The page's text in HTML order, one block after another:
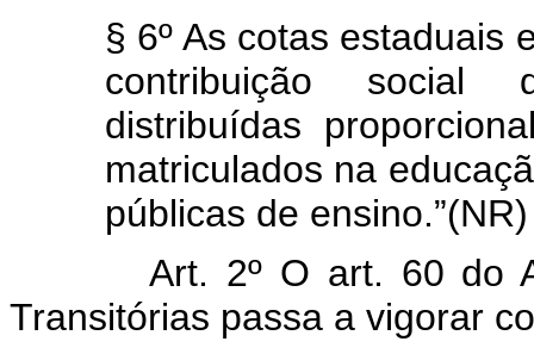
§ 6º As cotas estaduais
contribuição social
distribuídas
matriculados na
públicas de ensino.”(NR)
Art. 2º O art. 60 do
Transitórias passa a vigorar